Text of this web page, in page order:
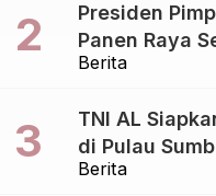
Lebih Siap?
Berita
Presiden
Panen Raya
di 43 Titik,
Nasional
Berita
TNI AL
di Pulau
Wulla: Perkuat